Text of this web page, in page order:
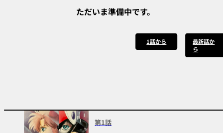
ただいま準備中です。
1話から 最新話か
ら
第1話